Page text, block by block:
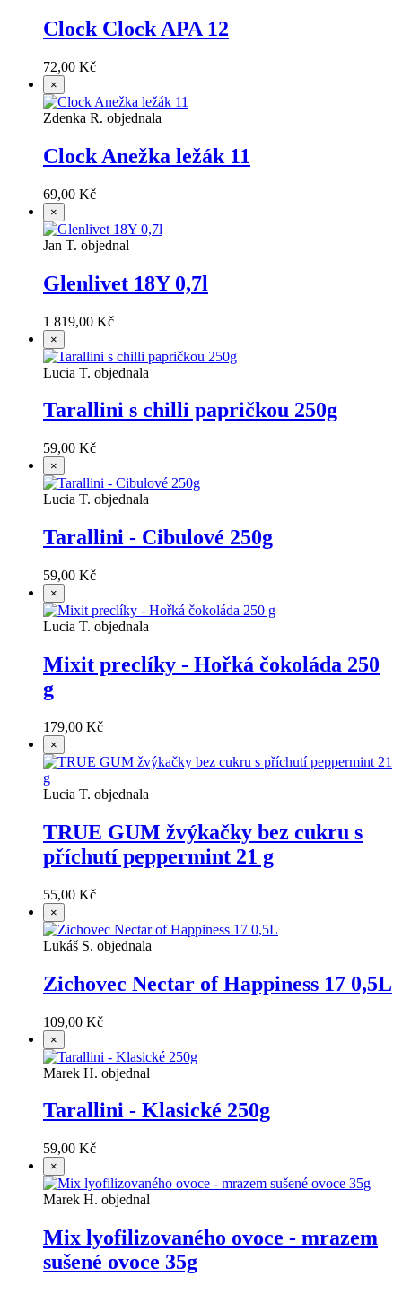
Clock Clock APA 12
72,00 Kč
×
Zdenka R. objednala
Clock Anežka ležák 11
69,00 Kč
×
Jan T. objednal
Glenlivet 18Y 0,7l
1 819,00 Kč
×
Lucia T. objednala
Tarallini s chilli papričkou 250g
59,00 Kč
×
Lucia T. objednala
Tarallini - Cibulové 250g
59,00 Kč
×
Lucia T. objednala
Mixit preclíky - Hořká čokoláda 250
g
179,00 Kč
×
Lucia T. objednala
TRUE GUM žvýkačky bez cukru s
příchutí peppermint 21 g
55,00 Kč
×
Lukáš S. objednala
Zichovec Nectar of Happiness 17 0,5L
109,00 Kč
×
Marek H. objednal
Tarallini - Klasické 250g
59,00 Kč
×
Marek H. objednal
Mix lyofilizovaného ovoce - mrazem
sušené ovoce 35g